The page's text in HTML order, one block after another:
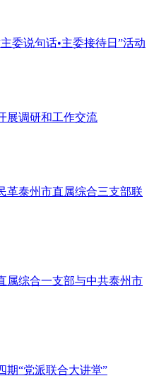
委说句话•主委接待日”活动
展调研和工作交流
革泰州市直属综合三支部联
属综合一支部与中共泰州市
期“党派联合大讲堂”